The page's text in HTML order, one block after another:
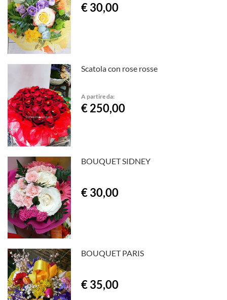
€ 30,00
Scatola con rose rosse
A partire da:
€ 250,00
BOUQUET SIDNEY
€ 30,00
BOUQUET PARIS
€ 35,00